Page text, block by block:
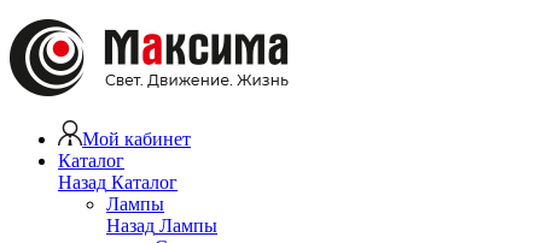
Мой кабинет
Каталог
Назад Каталог
Лампы
Назад Лампы